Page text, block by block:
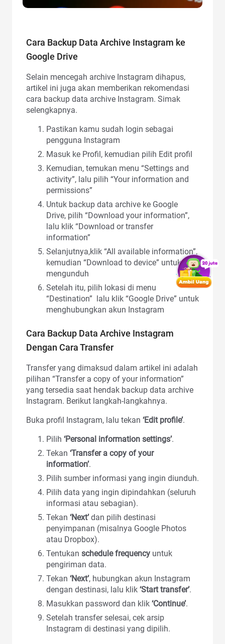
Cara Backup Data Archive Instagram ke
Google Drive
Selain mencegah archive Instagram dihapus,
artikel ini juga akan memberikan rekomendasi
cara backup data archive Instagram. Simak
selengkapnya.
Pastikan kamu sudah login sebagai
pengguna Instagram
Masuk ke Profil, kemudian pilih Edit profil
Kemudian, temukan menu “Settings and
activity”, lalu pilih “Your information and
permissions”
Untuk backup data archive ke Google
Drive, pilih “Download your information”,
lalu klik “Download or transfer
information”
Selanjutnya,klik “All available information”,
kemudian “Download to device” untuk
mengunduh
Setelah itu, pilih lokasi di menu
“Destination” lalu klik “Google Drive” untuk
menghubungkan akun Instagram
Cara Backup Data Archive Instagram
Dengan Cara Transfer
Transfer yang dimaksud dalam artikel ini adalah
pilihan “Transfer a copy of your information”
yang tersedia saat hendak backup data archive
Instagram. Berikut langkah-langkahnya.
Buka profil Instagram, lalu tekan ‘Edit profile’.
Pilih ‘Personal information settings’.
Tekan ‘Transfer a copy of your
information’.
Pilih sumber informasi yang ingin diunduh.
Pilih data yang ingin dipindahkan (seluruh
informasi atau sebagian).
Tekan ‘Next’dan pilih destinasi
penyimpanan (misalnya Google Photos
atau Dropbox).
Tentukan schedule frequency untuk
pengiriman data.
Tekan ‘Next’, hubungkan akun Instagram
dengan destinasi, lalu klik ‘Start transfer’.
Masukkan password dan klik ‘Continue’.
Setelah transfer selesai, cek arsip
Instagram di destinasi yang dipilih.